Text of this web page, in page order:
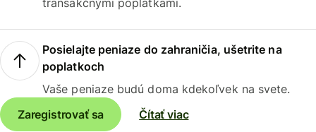
transakčnými poplatkami.
Posielajte peniaze do zahraničia, ušetrite na
poplatkoch
Vaše peniaze budú doma kdekoľvek na svete.
Zaregistrovať sa
Čítať viac